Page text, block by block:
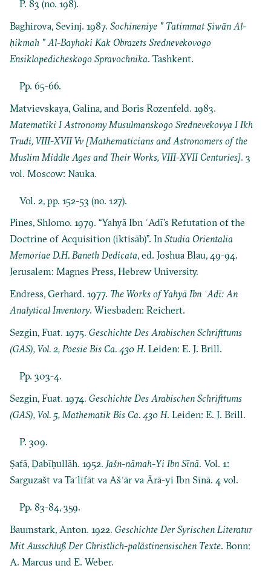
P. 83 (no. 198).
Baghirova, Sevinj. 1987.Sochineniye " Tatimmat Ṣiwān Al-
ḥikmah " Al-Bayhaki Kak Obrazets Srednevekovogo
Ensiklopedicheskogo Spravochnika. Tashkent.
Pp. 65-66.
Matvievskaya, Galina, and Boris Rozenfeld. 1983.
Matematiki I Astronomy Musulmanskogo Srednevekovya I Ikh
Trudi, VIII-XVII Vv [Mathematicians and Astronomers of the
Muslim Middle Ages and Their Works, VIII-XVII Centuries]. 3
vol. Moscow: Nauka.
Vol. 2, pp. 152-53 (no. 127).
Pines, Shlomo. 1979. “Yahyā Ibn ʿAdī’s Refutation of the
Doctrine of Acquisition (iktisāb)”. InStudia Orientalia
Memoriae D.H. Baneth Dedicata, ed. Joshua Blau, 49-94.
Jerusalem: Magnes Press, Hebrew University.
Endress, Gerhard. 1977. The Works of Yahyā Ibn ʿAdī: An
Analytical Inventory. Wiesbaden: Reichert.
Sezgin, Fuat. 1975.Geschichte Des Arabischen Schrifttums
(GAS), Vol. 2, Poesie Bis Ca. 430 H. Leiden: E. J. Brill.
Pp. 303-4.
Sezgin, Fuat. 1974.Geschichte Des Arabischen Schrifttums
(GAS), Vol. 5, Mathematik Bis Ca. 430 H. Leiden: E. J. Brill.
P. 309.
Ṣafā, Ḏabīḥullāh. 1952. Jašn-nāmah-Yi Ibn Sīnā. Vol. 1:
Sarguzašt va Taʾlīfāt va Ašʿār va Ārā-yi Ibn Sīnā. 4 vol.
Pp. 83-84, 359.
Baumstark, Anton. 1922.Geschichte Der Syrischen Literatur
Mit Ausschluß Der Christlich-palästinensischen Texte. Bonn:
A. Marcus und E. Weber.